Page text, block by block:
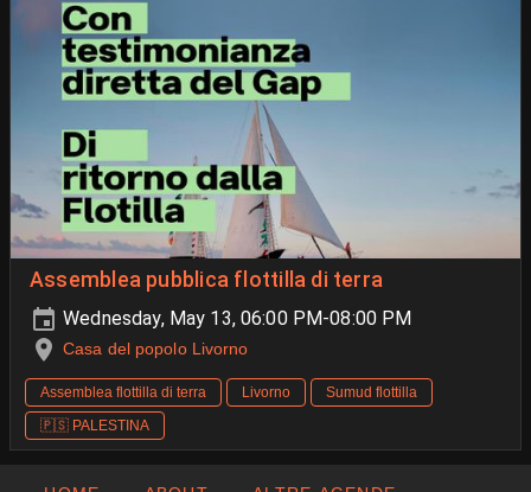
Assemblea pubblica flottilla di terra
Wednesday, May 13, 06:00 PM-08:00 PM
Casa del popolo Livorno
Assemblea flottilla di terra Livorno
Sumud flottilla
🇵🇸 PALESTINA